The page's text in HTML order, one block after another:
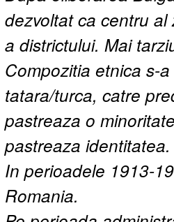
dezvoltat ca centru
a districtului. Mai
Compozitia etnica s-
tatara/turca, catre
pastreaza o
pastreaza identitatea.
In perioadele 1913-
Romania.